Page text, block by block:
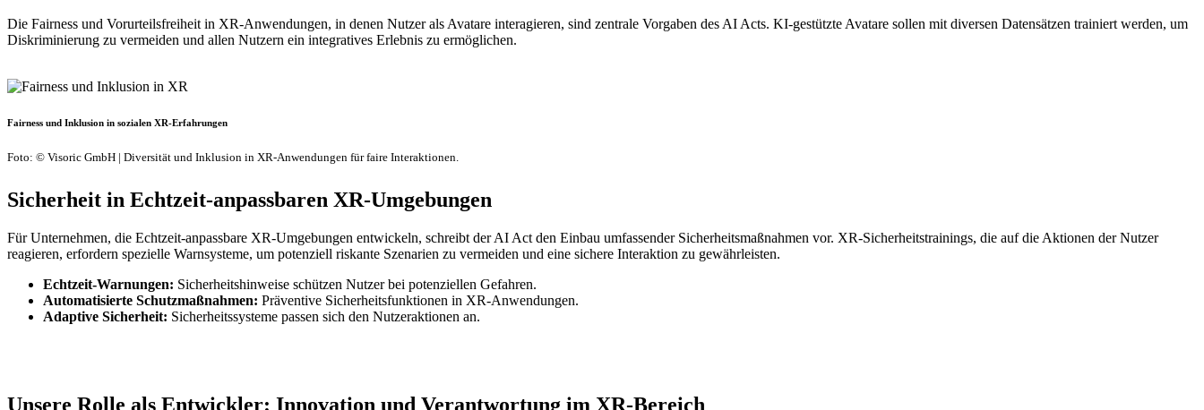
Die Fairness und Vorurteilsfreiheit in XR-Anwendungen, in denen Nutzer als Avatare interagieren, sind zentrale Vorgaben des AI Acts. KI-gestützte Avatare sollen mit diversen Datensätzen trainiert werden, um
Diskriminierung zu vermeiden und allen Nutzern ein integratives Erlebnis zu ermöglichen.
Fairness und Inklusion in sozialen XR-Erfahrungen
Foto: © Visoric GmbH | Diversität und Inklusion in XR-Anwendungen für faire Interaktionen.
Sicherheit in Echtzeit-anpassbaren XR-Umgebungen
Für Unternehmen, die Echtzeit-anpassbare XR-Umgebungen entwickeln, schreibt der AI Act den Einbau umfassender Sicherheitsmaßnahmen vor. XR-Sicherheitstrainings, die auf die Aktionen der Nutzer
reagieren, erfordern spezielle Warnsysteme, um potenziell riskante Szenarien zu vermeiden und eine sichere Interaktion zu gewährleisten.
Echtzeit-Warnungen: Sicherheitshinweise schützen Nutzer bei potenziellen Gefahren.
Automatisierte Schutzmaßnahmen: Präventive Sicherheitsfunktionen in XR-Anwendungen.
Adaptive Sicherheit: Sicherheitssysteme passen sich den Nutzeraktionen an.
Unsere Rolle als Entwickler: Innovation und Verantwortung im XR-Bereich